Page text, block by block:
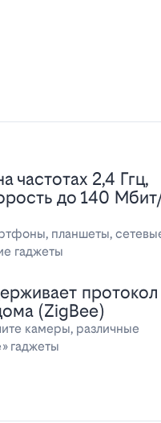
частотах 2,4 Ггц,
до 140
планшеты,
гаджеты
протокол
(ZigBee)
камеры, различные
гаджеты